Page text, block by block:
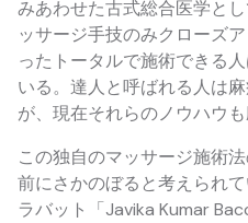
みあわせた古式総合医学と
ッサージ手技のみクローズ
ったトータルで施術できる
いる。達人と呼ばれる人は
が、現在それらのノウハウも
この独自のマッサージ施術
前にさかのぼると考えられ
ラバット「Javika Kumar